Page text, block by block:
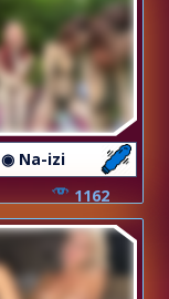
◉ Na-izi
1162